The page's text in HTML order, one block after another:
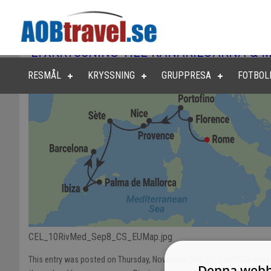
RESMÅL KRYSSNING GRUPPRESA
LYXKRYSSNING TILL KANARIEÖARNA &
CEL_10RivMed_Sep8_CS_EUMap.jpg
This entry was posted on Thursday, November 9th, 2017 at 15:03